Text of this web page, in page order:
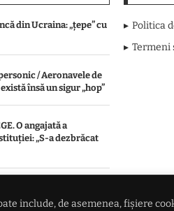
include, de asemenea, fișiere
din Ucraina: „țepe” cu
/ Aeronavele de
însă un sigur „hop”
O angajată a
„S-a dezbrăcat
un proces privind
Politica
Termeni